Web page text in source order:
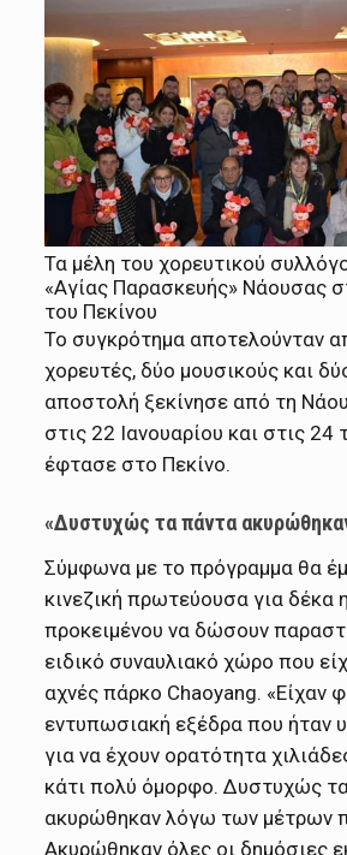
Τα μέλη του χορευτικού
«Αγίας Παρασκευής» Νάουσας
του Πεκίνου
Το συγκρότημα αποτελούνταν
χορευτές, δύο μουσικούς και
αποστολή ξεκίνησε από τη
στις 22 Ιανουαρίου και στις 24
έφτασε στο Πεκίνο.
«Δυστυχώς τα πάντα
Σύμφωνα με το πρόγραμμα θα
κινεζική πρωτεύουσα για δέκα
προκειμένου να δώσουν
ειδικό συναυλιακό χώρο που
αχνές πάρκο Chaoyang. «Είχαν
εντυπωσιακή εξέδρα που ήταν
για να έχουν ορατότητα
κάτι πολύ όμορφο. Δυστυχώς
ακυρώθηκαν λόγω των μέτρων
Ακυρώθηκαν όλες οι δημόσιες